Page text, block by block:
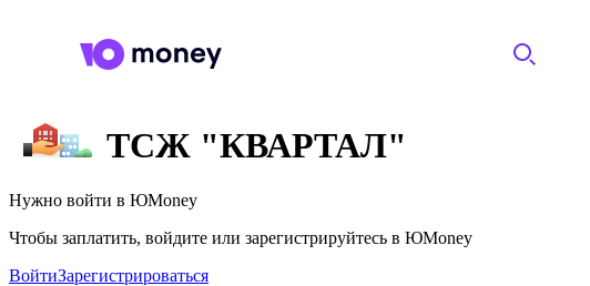
ТСЖ "КВАРТАЛ"
Нужно войти в ЮMoney
Чтобы заплатить, войдите или зарегистрируйтесь в ЮMoney
ВойтиЗарегистрироваться